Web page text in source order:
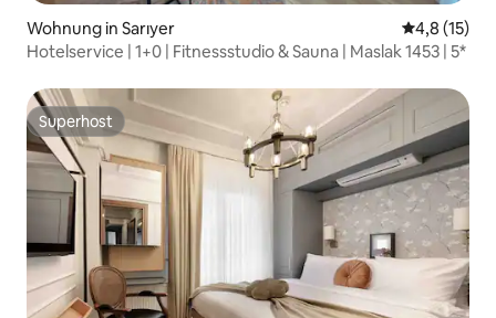
Wohnung in Sarıyer
4,8 (15)
Hotelservice | 1+0 | Fitnessstudio & Sauna | Maslak 1453 | 5*
Superhost
Superhost